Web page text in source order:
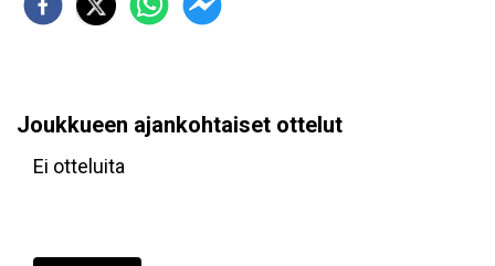
Joukkueen ajankohtaiset ottelut
Ei otteluita